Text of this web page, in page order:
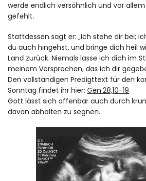
werde endlich versöhnlich und vor allem
gefehlt.
Stattdessen sagt er: „Ich stehe dir bei;
du auch hingehst, und bringe dich heil
Land zurück. Niemals lasse ich dich im
meinem Versprechen, das ich dir
Den vollständigen Predigttext für den
Sonntag findet ihr hier:Gen.28,10-19
Gott lässt sich offenbar auch durch
davon abhalten zu segnen.